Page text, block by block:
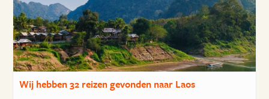
Wij hebben32 reizengevonden naar Laos